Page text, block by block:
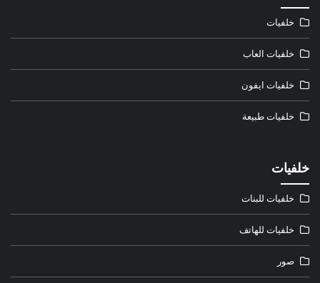
خلفيات
خلفيات العاب
خلفيات ايفون
خلفيات طبيعة
خلفيات
خلفيات للبنات
خلفيات للهاتف
صور